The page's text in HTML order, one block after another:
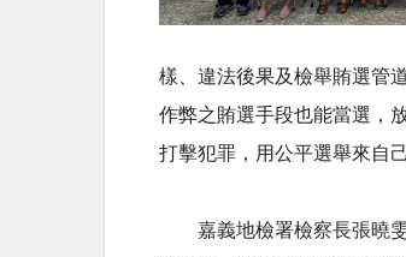
樣、違法後果及檢舉賄選管
作弊之賄選手段也能當選，
打擊犯罪，用公平選舉來自
嘉義地檢署檢察長張曉雯